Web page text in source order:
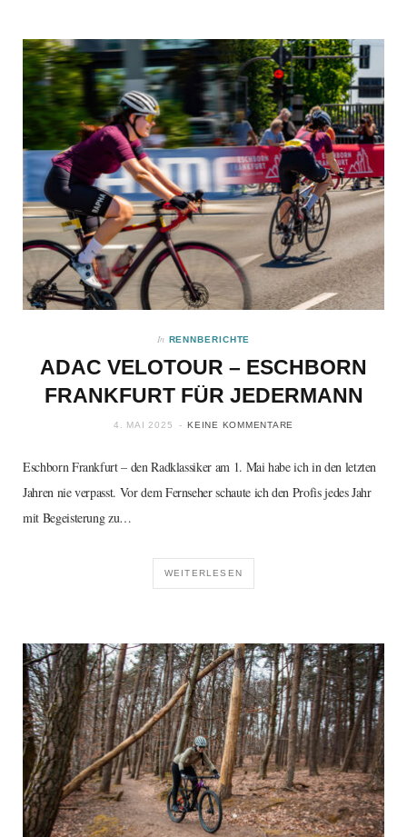
LAZER Z1 KINETICORE
FAHRRADHELM IM TEST
Wann hast du zuletzt deinen…
In RENNBERICHTE
ADAC VELOTOUR – ESCHBORN
FRANKFURT FÜR JEDERMANN
4. MAI 2025 KEINE KOMMENTARE
Eschborn Frankfurt – den Radklassiker am 1. Mai habe ich in den letzten
Jahren nie verpasst. Vor dem Fernseher schaute ich den Profis jedes Jahr
mit Begeisterung zu…
WEITERLESEN